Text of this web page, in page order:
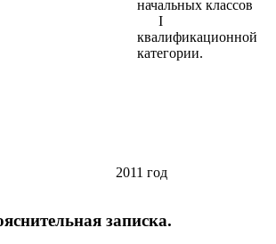
начальных классов
I
квалификационной
категории.
год
записка.